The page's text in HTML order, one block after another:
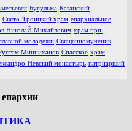
Бугульма Казанский
Свято-Троицкий храм епархиальное
НиколаЙ Михайлович храм прп.
молодежи Священномученик
Минниханов Спасское храм
Невский монастырь патриарший